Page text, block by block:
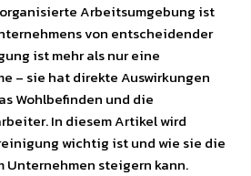
Arbeitsumgebung ist
von entscheidender
ist mehr als nur eine
– sie hat direkte Auswirkungen
Wohlbefinden und die
In diesem Artikel wird
wichtig ist und wie sie die
steigern kann.